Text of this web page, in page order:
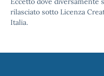
rilasciato sotto Licenza
Italia.